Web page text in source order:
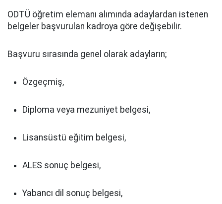
ODTÜ öğretim elemanı alımında adaylardan istenen
belgeler başvurulan kadroya göre değişebilir.
Başvuru sırasında genel olarak adayların;
Özgeçmiş,
Diploma veya mezuniyet belgesi,
Lisansüstü eğitim belgesi,
ALES sonuç belgesi,
Yabancı dil sonuç belgesi,